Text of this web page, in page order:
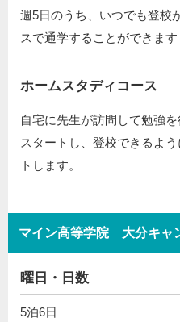
週5日のうち、いつでも登校
スで通学することができます
ホームスタディコース
自宅に先生が訪問して勉強
スタートし、登校できるよ
トします。
マイン高等学院 大分キャ
曜日・日数
5泊6日